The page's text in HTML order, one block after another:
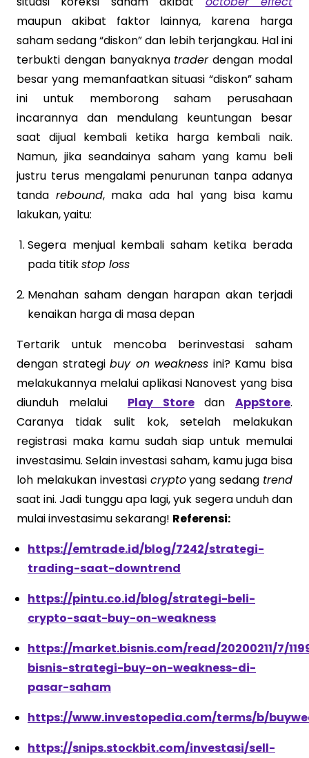
maupun akibat faktor lainnya, karena harga
saham sedang “diskon” dan lebih terjangkau. Hal ini
terbukti dengan banyaknya traderdengan modal
besar yang memanfaatkan situasi “diskon” saham
ini untuk memborong saham perusahaan
incarannya dan mendulang keuntungan besar
saat dijual kembali ketika harga kembali naik.
Namun, jika seandainya saham yang kamu beli
justru terus mengalami penurunan tanpa adanya
tanda rebound, maka ada hal yang bisa kamu
lakukan, yaitu:
Segera menjual kembali saham ketika berada
pada titikstop loss
Menahan saham dengan harapan akan terjadi
kenaikan harga di masa depan
Tertarik untuk mencoba berinvestasi saham
dengan strategibuy on weakness ini? Kamu bisa
melakukannya melalui aplikasi Nanovest yang bisa
diunduh melalui Play StoredanAppStore.
Caranya tidak sulit kok, setelah melakukan
registrasi maka kamu sudah siap untuk memulai
investasimu. Selain investasi saham, kamu juga bisa
loh melakukan investasi cryptoyang sedang trend
saat ini. Jadi tunggu apa lagi, yuk segera unduh dan
mulai investasimu sekarang! Referensi:
https://emtrade.id/blog/7242/strategi-
trading-saat-downtrend
https://pintu.co.id/blog/strategi-beli-
crypto-saat-buy-on-weakness
https://market.bisnis.com/read/20200211/7/
bisnis-strategi-buy-on-weakness-di-
pasar-saham
https://www.investopedia.com/terms/b/
https://snips.stockbit.com/investasi/sell-